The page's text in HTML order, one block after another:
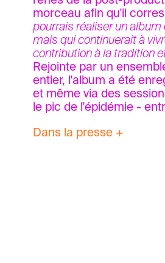
morceau afin qu'il
pourrais réaliser un
mais qui continuerait à
contribution à la tradition
Rejointe par un
entier, l'album a été
et même via des
le pic de l'épidémie -
Dans la presse +